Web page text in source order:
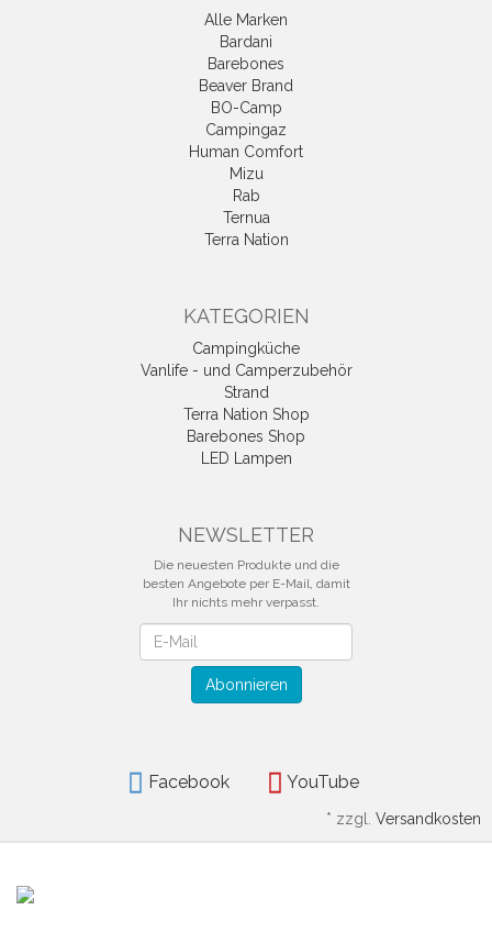
Alle Marken
Bardani
Barebones
Beaver Brand
BO-Camp
Campingaz
Human Comfort
Mizu
Rab
Ternua
Terra Nation
KATEGORIEN
Campingküche
Vanlife - und Camperzubehör
Strand
Terra Nation Shop
Barebones Shop
LED Lampen
NEWSLETTER
Die neuesten Produkte und die
besten Angebote per E-Mail, damit
Ihr nichts mehr verpasst.
Abonnieren
Facebook YouTube
* zzgl. Versandkosten